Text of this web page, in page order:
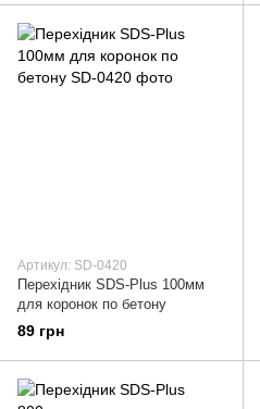
Артикул: SD-0420
Перехідник SDS-Plus 100мм
для коронок по бетону
89 грн